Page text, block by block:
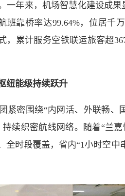
一年来， 机场智慧化建设成
班靠桥率达99.64%，位居千
，累计服务空铁联运旅客超
纽能级持续跃升
紧密围绕“内网活、外联畅、
持续织密航线网络。随着“兰嘉
全时段覆盖 ，省内“1小时空中